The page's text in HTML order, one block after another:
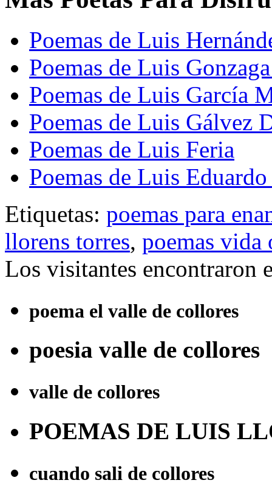
Poemas de Luis
Poemas de Luis
Poemas de Luis García
Poemas de Luis Gálvez
Poemas de Luis Feria
Poemas de Luis
Etiquetas: poemas para
llorens torres, poemas vida
Los visitantes encontraron
poema el valle de collores
poesia valle de collores
valle de collores
POEMAS DE LUIS
cuando sali de collores